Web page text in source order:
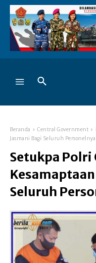
Beranda Central Government
Jasmani Bagi Seluruh Personelnya
Setukpa Polri
Seluruh